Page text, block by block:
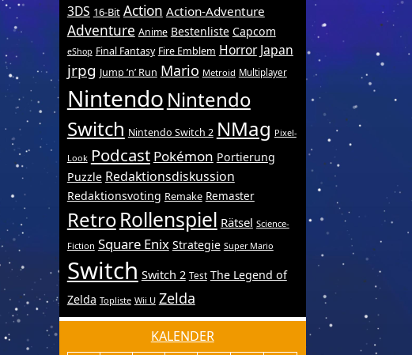
3DS 16-Bit Action Action-Adventure
Adventure Anime Bestenliste Capcom
eShop Final Fantasy Fire Emblem Horror Japan
jrpg Jump ’n’ Run Mario Metroid Multiplayer
Nintendo Nintendo
Switch Nintendo Switch 2 NMag Pixel-
Look Podcast Pokémon Portierung
Puzzle Redaktionsdiskussion
Redaktionsvoting Remake Remaster
RetroRollenspiel Rätsel Science-
Fiction Square Enix Strategie Super Mario
Switch Switch 2 Test The Legend of
Zelda Topliste Wii U Zelda
KALENDER